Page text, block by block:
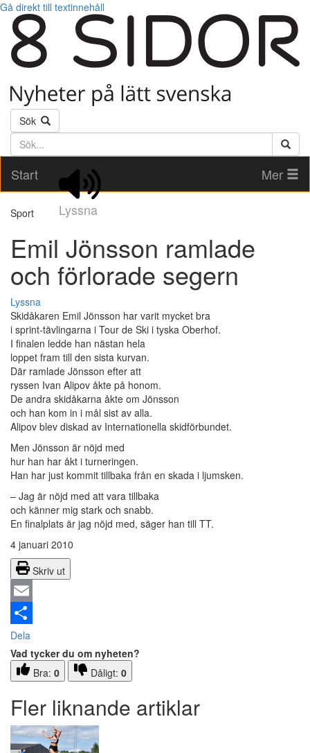
Gå direkt till textinnehåll
Sök
Söktext
Start
Lyssna
Mer
Sport
Emil Jönsson ramlade
och förlorade segern
Lyssna
Skidåkaren Emil Jönsson har varit mycket bra
i sprint-tävlingarna i Tour de Ski i tyska Oberhof.
I finalen ledde han nästan hela
loppet fram till den sista kurvan.
Där ramlade Jönsson efter att
ryssen Ivan Alipov åkte på honom.
De andra skidåkarna åkte om Jönsson
och han kom in i mål sist av alla.
Alipov blev diskad av Internationella skidförbundet.
Men Jönsson är nöjd med
hur han har åkt i turneringen.
Han har just kommit tillbaka från en skada i ljumsken.
– Jag är nöjd med att vara tillbaka
och känner mig stark och snabb.
En finalplats är jag nöjd med, säger han till TT.
4 januari 2010
Skriv ut
Email
Dela
Vad tycker du om nyheten?
Bra: 0 Dåligt: 0
Fler liknande artiklar